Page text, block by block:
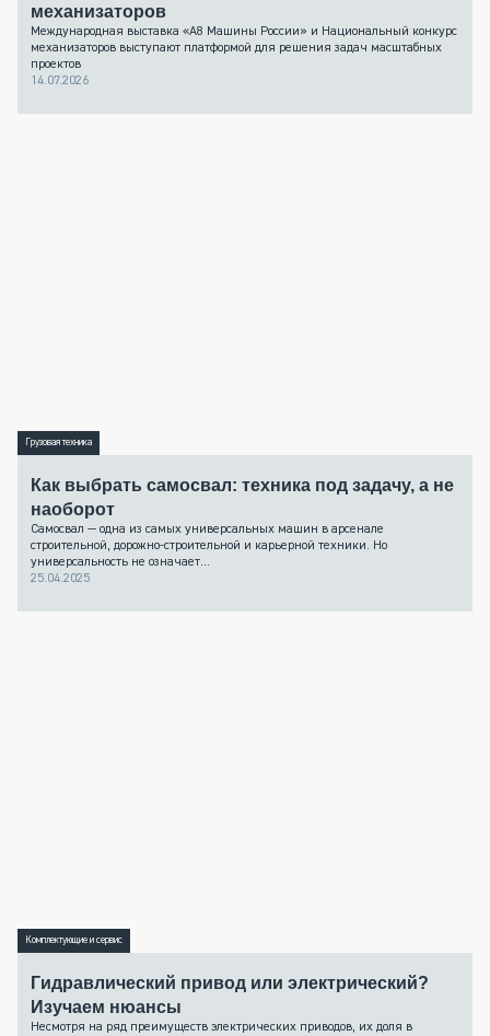
механизаторов
Международная выставка «А8 Машины России» и Национальный конкурс
механизаторов выступают платформой для решения задач масштабных
проектов
14.07.2026
Грузовая техника
Как выбрать самосвал: техника под задачу, а не
наоборот
Самосвал — одна из самых универсальных машин в арсенале
строительной, дорожно-строительной и карьерной техники. Но
универсальность не означает...
25.04.2025
Комплектующие и сервис
Гидравлический привод или электрический?
Изучаем нюансы
Несмотря на ряд преимуществ электрических приводов, их доля в